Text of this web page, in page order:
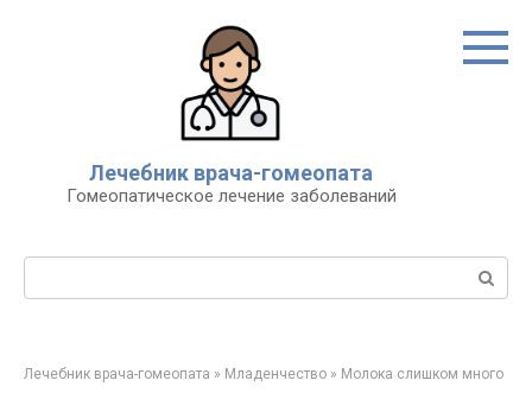
Лечебник врача-гомеопата
Гомеопатическое лечение заболеваний
Поиск:
Лечебник врача-гомеопата » Младенчество » Молока слишком много